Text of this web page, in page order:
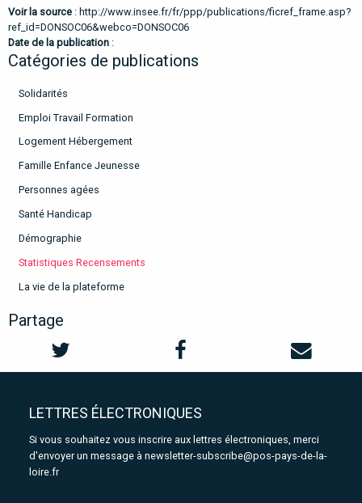
Voir la source : http://www.insee.fr/fr/ppp/publications/ficref_frame.asp?
ref_id=DONSOC06&webco=DONSOC06
Date de la publication :
Catégories de publications
Solidarités
Emploi Travail Formation
Logement Hébergement
Famille Enfance Jeunesse
Personnes agées
Santé Handicap
Démographie
Statistiques Recensements
La vie de la plateforme
Partage
LETTRES ÉLECTRONIQUES
Si vous souhaitez vous inscrire aux lettres électroniques, merci
d'envoyer un message à newsletter-subscribe@pos-pays-de-la-
loire.fr